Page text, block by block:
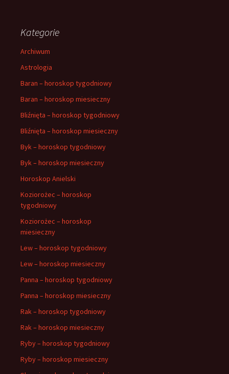
Kategorie
Archiwum
Astrologia
Baran – horoskop tygodniowy
Baran – horoskop miesieczny
Bliźnięta – horoskop tygodniowy
Bliźnięta – horoskop miesieczny
Byk – horoskop tygodniowy
Byk – horoskop miesieczny
Horoskop Anielski
Koziorożec – horoskop
tygodniowy
Koziorożec – horoskop
miesieczny
Lew – horoskop tygodniowy
Lew – horoskop miesieczny
Panna – horoskop tygodniowy
Panna – horoskop miesieczny
Rak – horoskop tygodniowy
Rak – horoskop miesieczny
Ryby – horoskop tygodniowy
Ryby – horoskop miesieczny